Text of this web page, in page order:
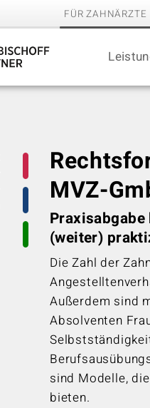
FÜR ZAHNÄRZTE
MVZ-
(weiter)
Die Zahl der
Außerdem sind
Absolventen
sind Modelle,
bieten.